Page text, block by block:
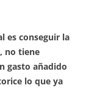
es conseguir la
no tiene
gasto añadido
lo que ya